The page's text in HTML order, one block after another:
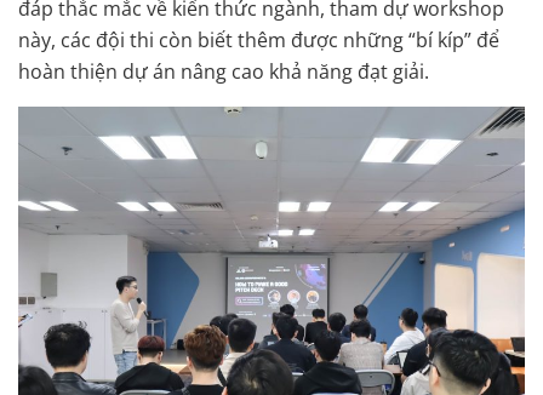
đáp thắc mắc về kiến thức ngành, tham dự workshop
này, các đội thi còn biết thêm được những “bí kíp” để
hoàn thiện dự án nâng cao khả năng đạt giải.